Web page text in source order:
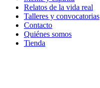
Relatos de la vida real
Talleres y convocatorias
Contacto
Quiénes somos
Tienda